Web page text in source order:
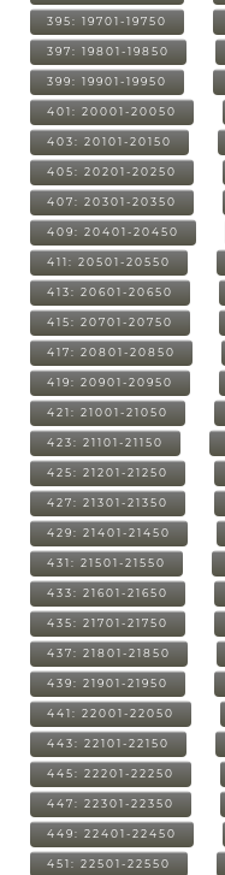
395: 19701-19750
397: 19801-19850
399: 19901-19950
401: 20001-20050
403: 20101-20150
405: 20201-20250
407: 20301-20350
409: 20401-20450
411: 20501-20550
413: 20601-20650
415: 20701-20750
417: 20801-20850
419: 20901-20950
421: 21001-21050
423: 21101-21150
425: 21201-21250
427: 21301-21350
429: 21401-21450
431: 21501-21550
433: 21601-21650
435: 21701-21750
437: 21801-21850
439: 21901-21950
441: 22001-22050
443: 22101-22150
445: 22201-22250
447: 22301-22350
449: 22401-22450
451: 22501-22550